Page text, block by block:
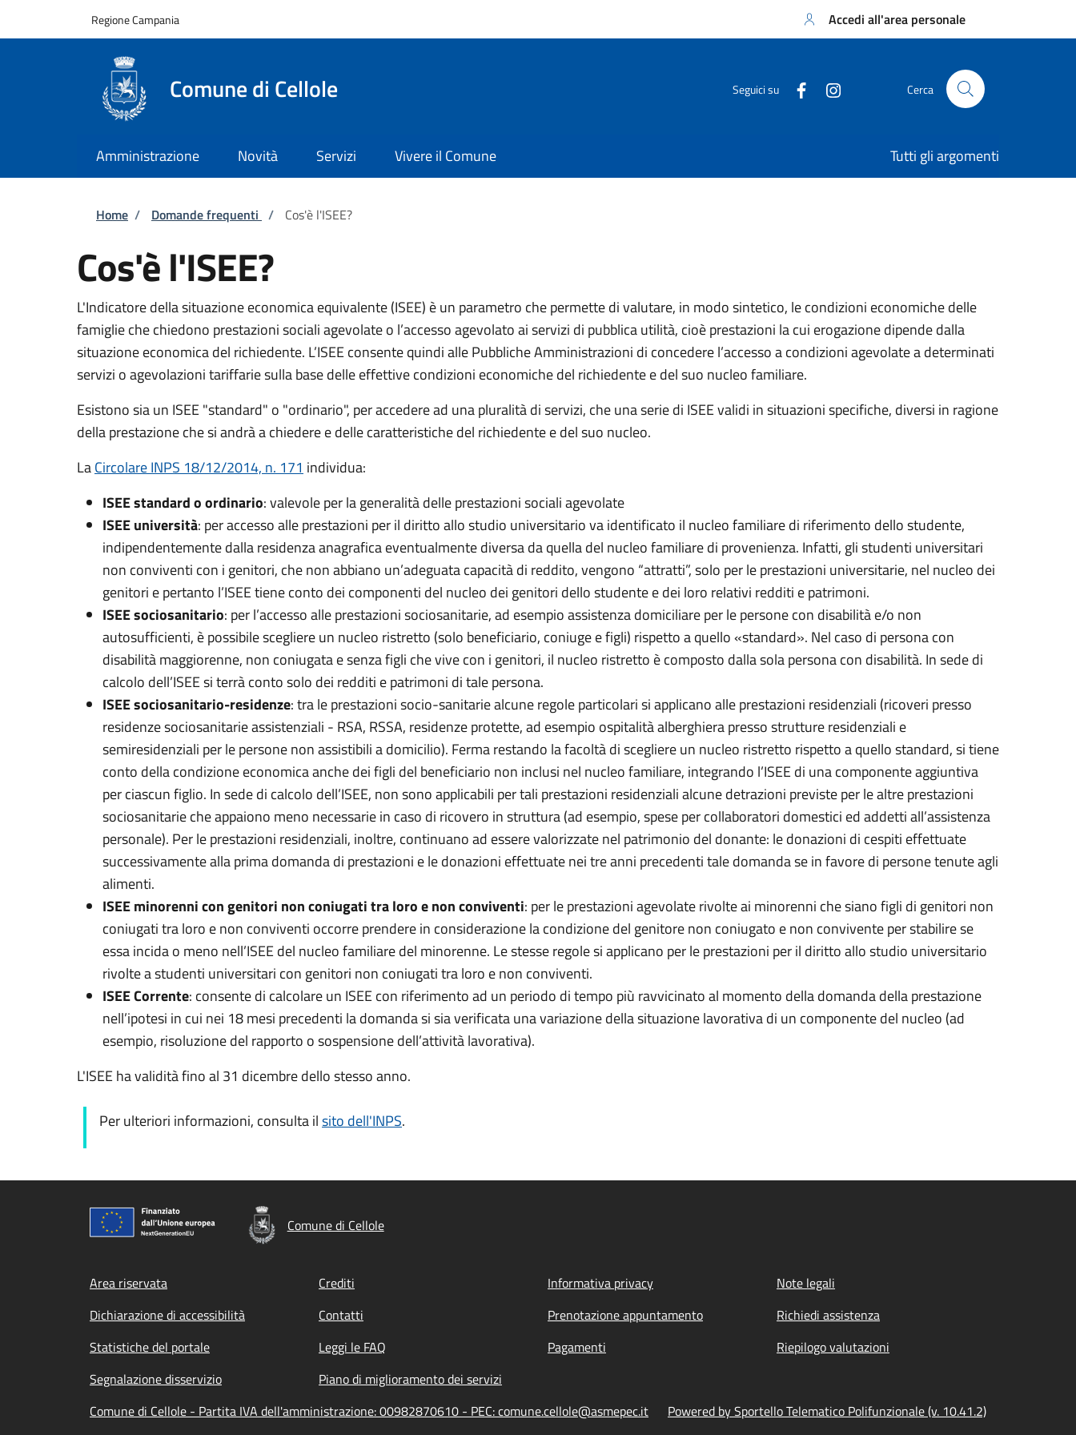
Regione Campania Accedi all'area personale
Comune di Cellole Seguici su Cerca
Amministrazione Novità Servizi Vivere il Comune Tutti gli argomenti
Briciole di pane
Home / Domande frequenti / Cos'è l'ISEE?
Cos'è l'ISEE?
L'Indicatore della situazione economica equivalente (ISEE) è un parametro che permette di valutare, in modo sintetico, le condizioni economiche delle
famiglie che chiedono prestazioni sociali agevolate o l’accesso agevolato ai servizi di pubblica utilità, cioè prestazioni la cui erogazione dipende dalla
situazione economica del richiedente. L’ISEE consente quindi alle Pubbliche Amministrazioni di concedere l’accesso a condizioni agevolate a determinati
servizi o agevolazioni tariffarie sulla base delle effettive condizioni economiche del richiedente e del suo nucleo familiare.
Esistono sia un ISEE "standard" o "ordinario", per accedere ad una pluralità di servizi, che una serie di ISEE validi in situazioni specifiche, diversi in ragione
della prestazione che si andrà a chiedere e delle caratteristiche del richiedente e del suo nucleo.
LaCircolare INPS 18/12/2014, n. 171 individua:
ISEE standard o ordinario: valevole per la generalità delle prestazioni sociali agevolate
ISEE università: per accesso alle prestazioni per il diritto allo studio universitario va identificato il nucleo familiare di riferimento dello studente,
indipendentemente dalla residenza anagrafica eventualmente diversa da quella del nucleo familiare di provenienza. Infatti, gli studenti universitari
non conviventi con i genitori, che non abbiano un’adeguata capacità di reddito, vengono “attratti”, solo per le prestazioni universitarie, nel nucleo dei
genitori e pertanto l’ISEE tiene conto dei componenti del nucleo dei genitori dello studente e dei loro relativi redditi e patrimoni.
ISEE sociosanitario: per l’accesso alle prestazioni sociosanitarie, ad esempio assistenza domiciliare per le persone con disabilità e/o non
autosufficienti, è possibile scegliere un nucleo ristretto (solo beneficiario, coniuge e figli) rispetto a quello «standard». Nel caso di persona con
disabilità maggiorenne, non coniugata e senza figli che vive con i genitori, il nucleo ristretto è composto dalla sola persona con disabilità. In sede di
calcolo dell’ISEE si terrà conto solo dei redditi e patrimoni di tale persona.
ISEE sociosanitario-residenze: tra le prestazioni socio-sanitarie alcune regole particolari si applicano alle prestazioni residenziali (ricoveri presso
residenze sociosanitarie assistenziali - RSA, RSSA, residenze protette, ad esempio ospitalità alberghiera presso strutture residenziali e
semiresidenziali per le persone non assistibili a domicilio). Ferma restando la facoltà di scegliere un nucleo ristretto rispetto a quello standard, si tiene
conto della condizione economica anche dei figli del beneficiario non inclusi nel nucleo familiare, integrando l’ISEE di una componente aggiuntiva
per ciascun figlio. In sede di calcolo dell’ISEE, non sono applicabili per tali prestazioni residenziali alcune detrazioni previste per le altre prestazioni
sociosanitarie che appaiono meno necessarie in caso di ricovero in struttura (ad esempio, spese per collaboratori domestici ed addetti all’assistenza
personale). Per le prestazioni residenziali, inoltre, continuano ad essere valorizzate nel patrimonio del donante: le donazioni di cespiti effettuate
successivamente alla prima domanda di prestazioni e le donazioni effettuate nei tre anni precedenti tale domanda se in favore di persone tenute agli
alimenti.
ISEE minorenni con genitori non coniugati tra loro e non conviventi: per le prestazioni agevolate rivolte ai minorenni che siano figli di genitori non
coniugati tra loro e non conviventi occorre prendere in considerazione la condizione del genitore non coniugato e non convivente per stabilire se
essa incida o meno nell’ISEE del nucleo familiare del minorenne. Le stesse regole si applicano per le prestazioni per il diritto allo studio universitario
rivolte a studenti universitari con genitori non coniugati tra loro e non conviventi.
ISEE Corrente: consente di calcolare un ISEE con riferimento ad un periodo di tempo più ravvicinato al momento della domanda della prestazione
nell’ipotesi in cui nei 18 mesi precedenti la domanda si sia verificata una variazione della situazione lavorativa di un componente del nucleo (ad
esempio, risoluzione del rapporto o sospensione dell’attività lavorativa).
L'ISEE ha validità fino al 31 dicembre dello stesso anno.
Per ulteriori informazioni, consulta ilsito dell'INPS.
Comune di Cellole
Footer menu
Area riservata Crediti Informativa privacy
Note legali
Dichiarazione di accessibilità
Contatti Prenotazione appuntamento
Richiedi assistenza
Statistiche del portale
Leggi le FAQ Pagamenti
Riepilogo valutazioni
Segnalazione disservizio
Piano di miglioramento dei servizi
Comune di Cellole - Partita IVA dell'amministrazione: 00982870610 - PEC: comune.cellole@asmepec.it
Powered by Sportello Telematico Polifunzionale (v. 10.41.2)